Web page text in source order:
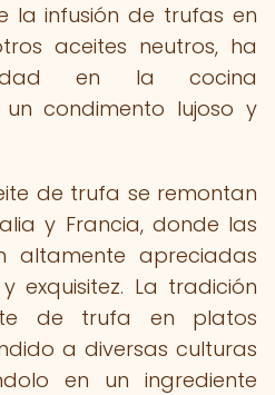
la infusión de trufas en
aceites neutros, ha
en la cocina
condimento lujoso y
de trufa se remontan
y Francia, donde las
altamente apreciadas
exquisitez. La tradición
de trufa en platos
a diversas culturas
en un ingrediente